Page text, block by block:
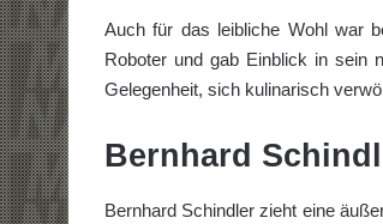
Auch für das leibliche Wohl war
Roboter und gab Einblick in sein
Gelegenheit, sich kulinarisch
Bernhard
Bernhard Schindler zieht eine